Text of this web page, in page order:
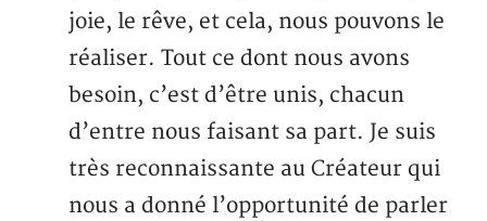
joie, le rêve, et cela, nous pouvons le
réaliser. Tout ce dont nous avons
besoin, c’est d’être unis, chacun
d’entre nous faisant sa part. Je suis
très reconnaissante au Créateur qui
nous a donné l’opportunité de parler